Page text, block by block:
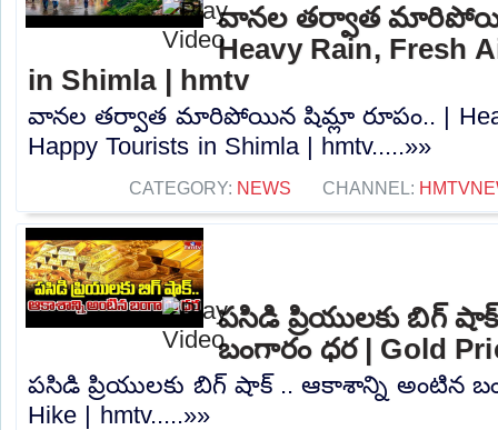
వానల తర్వాత
Heavy Rain, Fresh
in Shimla | hmtv
వానల తర్వాత మారిపోయిన షిమ్లా రూపం.. |
Happy Tourists in Shimla | hmtv.....»»
CATEGORY: NEWS CHANNEL:
పసిడి ప్రియులకు బిగ్
బంగారం ధర | Gold
పసిడి ప్రియులకు బిగ్ షాక్ .. ఆకాశాన్ని అంటిన
Hike | hmtv.....»»